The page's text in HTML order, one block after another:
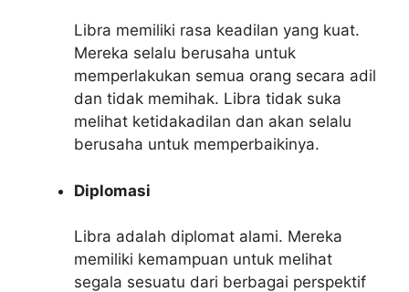
Libra memiliki rasa keadilan yang kuat.
Mereka selalu berusaha untuk
memperlakukan semua orang secara adil
dan tidak memihak. Libra tidak suka
melihat ketidakadilan dan akan selalu
berusaha untuk memperbaikinya.
Diplomasi
Libra adalah diplomat alami. Mereka
memiliki kemampuan untuk melihat
segala sesuatu dari berbagai perspektif